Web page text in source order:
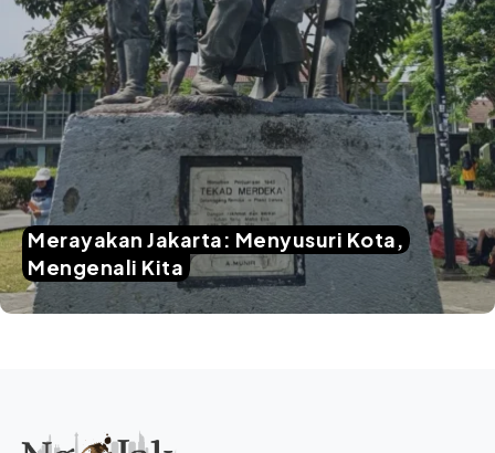
Merayakan Jakarta: Menyusuri Kota,
Mengenali Kita